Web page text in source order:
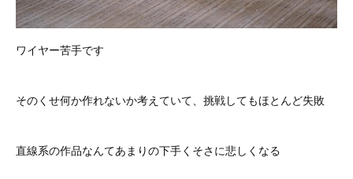
ワイヤー苦手です
そのくせ何か作れないか考えていて、挑戦してもほとんど失敗
直線系の作品なんてあまりの下手くそさに悲しくなる